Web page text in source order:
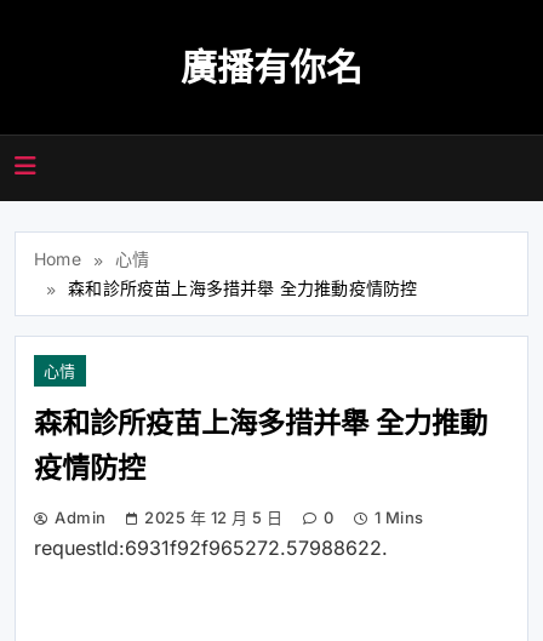
廣播有你名
Home
心情
森和診所疫苗上海多措并舉 全力推動疫情防控
心情
森和診所疫苗上海多措并舉 全力推動
疫情防控
Admin 2025 年 12 月 5 日 0 1 Mins
requestId:6931f92f965272.57988622.